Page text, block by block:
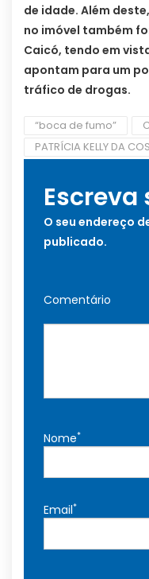
de idade. Além
no imóvel também
Caicó, tendo em
apontam para um
tráfico de drogas.
“boca de fumo”
PATRÍCIA KELLY DA
O seu endereço
publicado.
Comentário
Nome*
Email*